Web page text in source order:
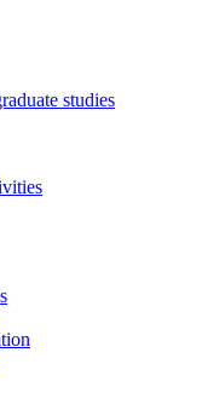
studies